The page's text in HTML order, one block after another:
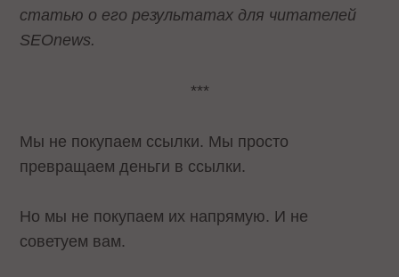
статью о его результатах для читателей
SEOnews.
***
Мы не покупаем ссылки. Мы просто
превращаем деньги в ссылки.
Но мы не покупаем их напрямую. И не
советуем вам.